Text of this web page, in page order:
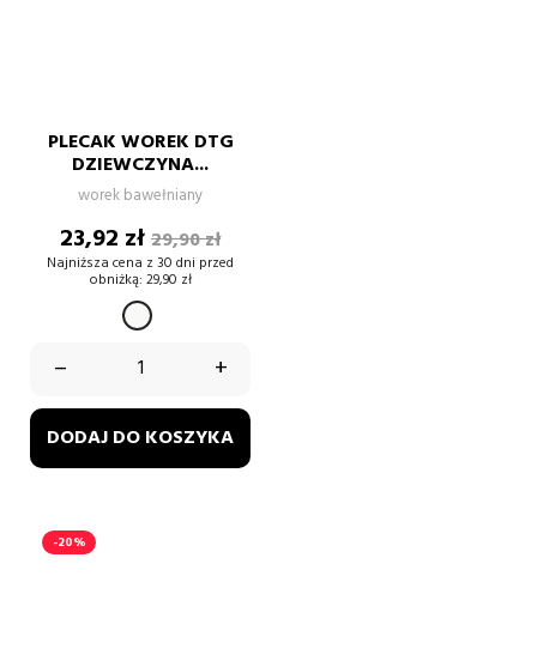
PLECAK WOREK DTG
DZIEWCZYNA...
worek bawełniany
Cena
23,92 złCena
podstawowa
29,90 zł
Najniższa cena z 30 dni przed
obniżką: 29,90 zł
BIAŁY
– +
DODAJ DO KOSZYKA
-20%